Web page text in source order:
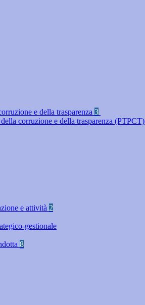
e della trasparenza 3
corruzione e della trasparenza (PTPCT)
e attività 2
gestionale
8